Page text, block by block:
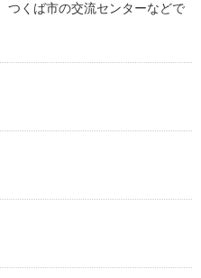
つくば市の交流センターなどで